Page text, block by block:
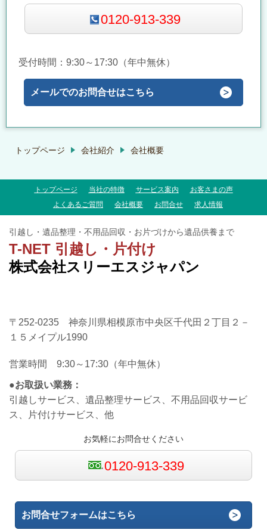
0120-913-339
受付時間：9:30～17:30（年中無休）
メールでのお問合せはこちら
トップページ 会社紹介 会社概要
トップページ 当社の特徴 サービス案内
お客さまの声
よくあるご質問
会社概要 お問合せ 求人情報
引越し・遺品整理・不用品回収・お片づけから遺品供養まで
T-NET 引越し・片付け
株式会社スリーエスジャパン
〒252-0235 神奈川県相模原市中央区千代田２丁目２－
１５メイプル1990
営業時間 9:30～17:30（​年中無休）
●お取扱い業務：
引越しサービス、遺品整理サービス、不用品回収サービ
ス、片付けサービス、他
お気軽にお問合せください
0120-913-339
お問合せフォームはこちら